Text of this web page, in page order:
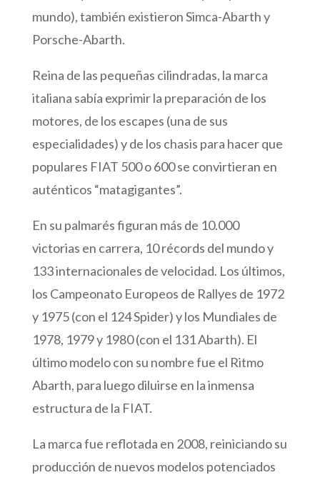
mundo), también existieron Simca-Abarth y
Porsche-Abarth.
Reina de las pequeñas cilindradas, la marca
italiana sabía exprimir la preparación de los
motores, de los escapes (una de sus
especialidades) y de los chasis para hacer que
populares FIAT 500 o 600 se convirtieran en
auténticos “matagigantes”.
En su palmarés figuran más de 10.000
victorias en carrera, 10 récords del mundo y
133 internacionales de velocidad. Los últimos,
los Campeonato Europeos de Rallyes de 1972
y 1975 (con el 124 Spider) y los Mundiales de
1978, 1979 y 1980 (con el 131 Abarth). El
último modelo con su nombre fue el Ritmo
Abarth, para luego diluirse en la inmensa
estructura de la FIAT.
La marca fue reflotada en 2008, reiniciando su
producción de nuevos modelos potenciados